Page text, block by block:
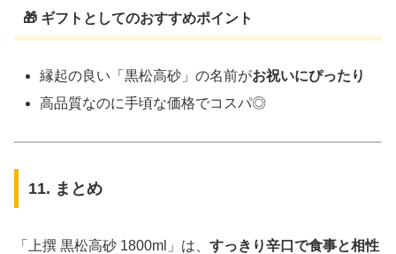
🎁 ギフトとしてのおすすめポイント
縁起の良い「黒松高砂」の名前がお祝いにぴったり
高品質なのに手頃な価格でコスパ◎
11. まとめ
「上撰 黒松高砂 1800ml」は、 すっきり辛口で食事と相性